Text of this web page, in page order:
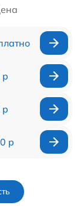
р
р
р